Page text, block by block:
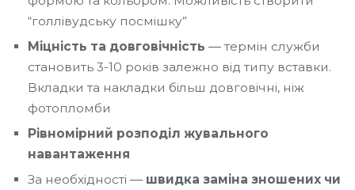
“голлівудську посмішку”
Міцність та довговічність ― термін служби
становить 3-10 років залежно від типу вставки.
Вкладки та накладки більш довговічні, ніж
фотопломби
Рівномірний розподіл жувального
навантаження
За необхідності ― швидка заміна зношених чи